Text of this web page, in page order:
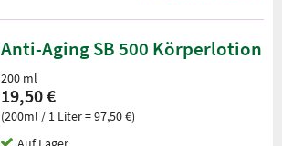
Anti-Aging SB 500 Körperlotion
200 ml
19,50 €
(200ml / 1 Liter = 97,50 €)